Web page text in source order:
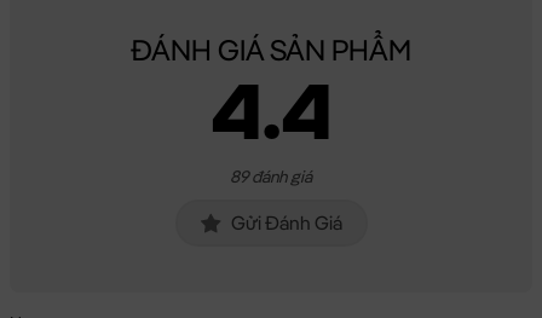
Heo Bông Noel Cute
Heo Bông Noel Cute đang nằm trong danh sách những sản
BÁN CHẠY và đang được các bạn trẻ
được thiết kế với 1 kích thước Gấu Bông
ĐÁNH GIÁ SẢN PHẨM
4.4
89 đánh giá
Gửi Đánh Giá